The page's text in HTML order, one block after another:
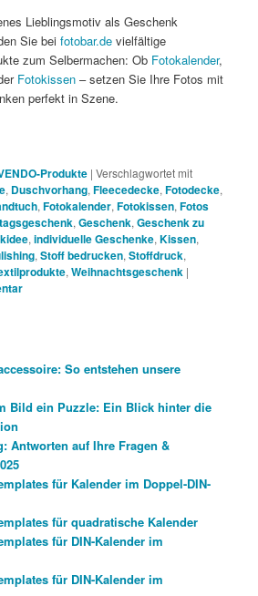
Lieblingsmotiv als Geschenk
Sie beifotobar.de vielfältige
zum Selbermachen: Ob Fotokalender,
Fotokissen – setzen Sie Ihre Fotos mit
perfekt in Szene.
Produkte |Verschlagwortet mit
, Duschvorhang,Fleecedecke,Fotodecke,
,Fotokalender,Fotokissen,Fotos
,Geschenk,Geschenk zu
,individuelle Geschenke,Kissen,
,Stoff bedrucken,Stoffdruck,
,Weihnachtsgeschenk |
So entstehen unsere
Bild ein Puzzle: Ein Blick hinter die
Antworten auf Ihre Fragen &
für Kalender im Doppel-DIN-
für quadratische Kalender
für DIN-Kalender im
für DIN-Kalender im